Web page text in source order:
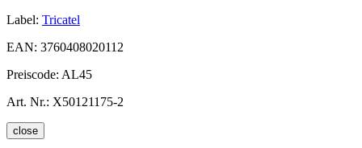
Label: Tricatel
EAN: 3760408020112
Preiscode: AL45
Art. Nr.: X50121175-2
close